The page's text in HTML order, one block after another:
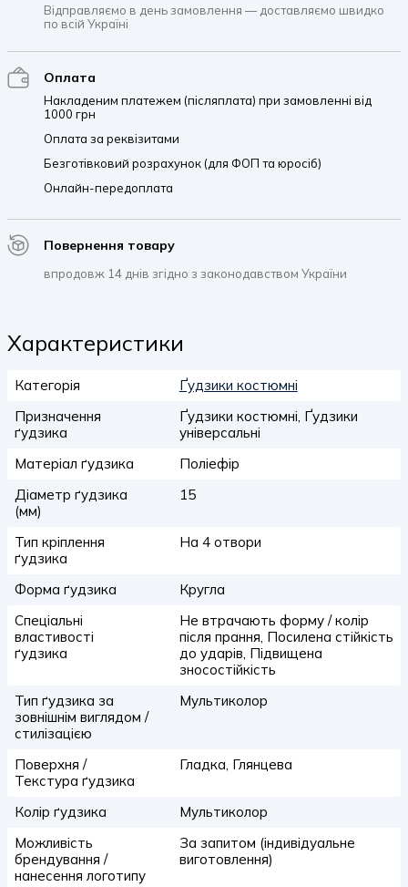
Відправляємо в день замовлення — доставляємо швидко
по всій Україні
Оплата
Накладеним платежем (післяплата) при замовленні від
1000 грн
Оплата за реквізитами
Безготівковий розрахунок (для ФОП та юросіб)
Онлайн-передоплата
Повернення товару
впродовж 14 днів згідно з законодавством України
Характеристики
Категорія
Ґудзики костюмні
Призначення
ґудзика
Ґудзики костюмні, Ґудзики
універсальні
Матеріал ґудзика
Поліефір
Діаметр ґудзика
(мм)
15
Тип кріплення
ґудзика
На 4 отвори
Форма ґудзика
Кругла
Спеціальні
властивості
ґудзика
Не втрачають форму / колір
після прання, Посилена стійкість
до ударів, Підвищена
зносостійкість
Тип ґудзика за
зовнішнім виглядом /
стилізацією
Мультиколор
Поверхня /
Текстура ґудзика
Гладка, Глянцева
Колір ґудзика
Мультиколор
Можливість
брендування /
нанесення логотипу
За запитом (індивідуальне
виготовлення)